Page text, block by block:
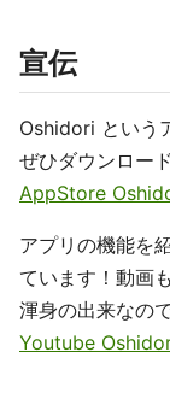
宣伝
Oshidori という
ぜひダウンロー
AppStore
アプリの機能を
ています！動画
渾身の出来なの
Youtube